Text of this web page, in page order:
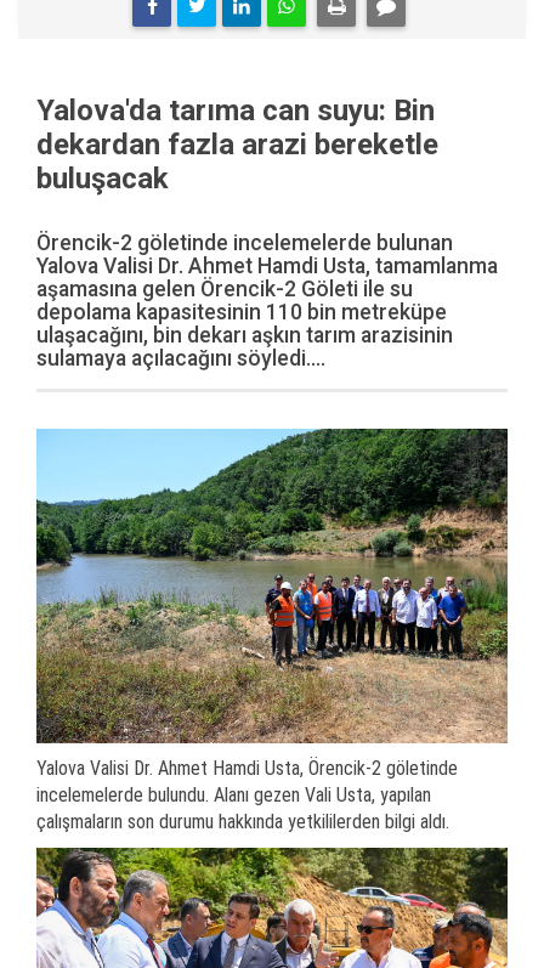
Yalova'da tarıma can suyu: Bin
dekardan fazla arazi bereketle
buluşacak
Örencik-2 göletinde incelemelerde bulunan
Yalova Valisi Dr. Ahmet Hamdi Usta, tamamlanma
aşamasına gelen Örencik-2 Göleti ile su
depolama kapasitesinin 110 bin metreküpe
ulaşacağını, bin dekarı aşkın tarım arazisinin
sulamaya açılacağını söyledi....
Yalova Valisi Dr. Ahmet Hamdi Usta, Örencik-2 göletinde
incelemelerde bulundu. Alanı gezen Vali Usta, yapılan
çalışmaların son durumu hakkında yetkililerden bilgi aldı.